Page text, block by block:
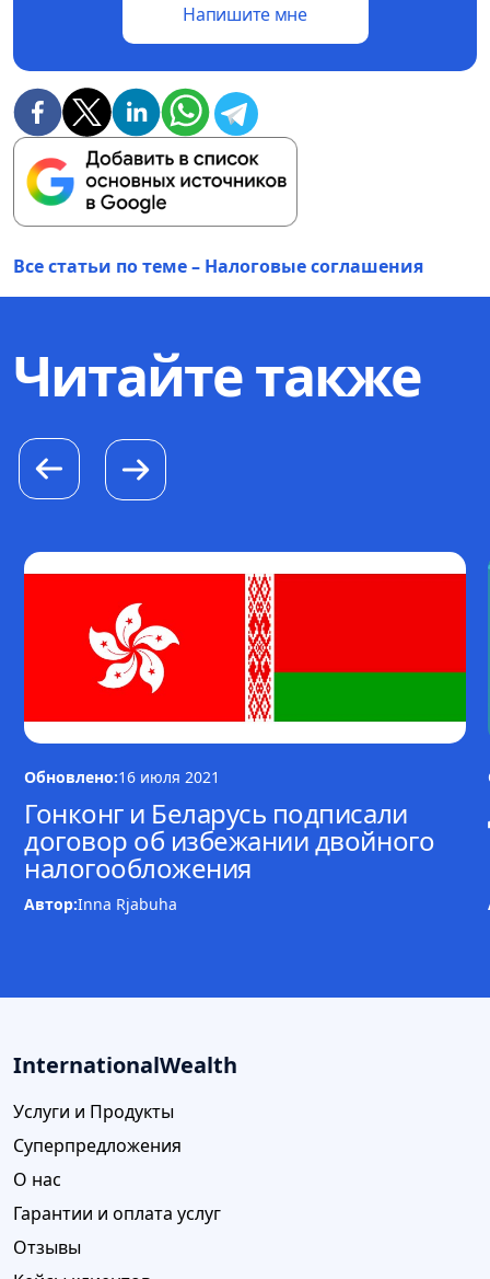
Напишите мне
Все статьи по теме – Налоговые соглашения
Читайте также
Обновлено:16 июля 2021
Гонконг и Беларусь подписали
договор об избежании двойного
налогообложения
Автор:Inna Rjabuha
InternationalWealth
Услуги и Продукты
Суперпредложения
О нас
Гарантии и оплата услуг
Отзывы